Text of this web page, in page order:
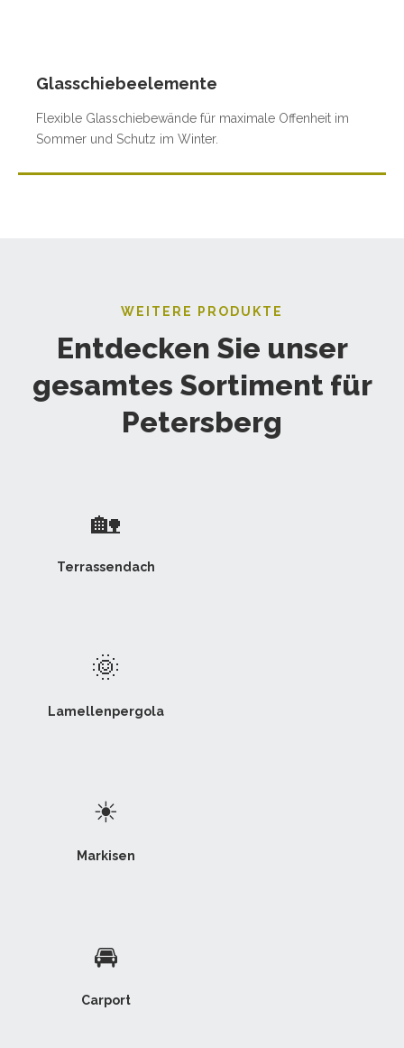
Glasschiebeelemente
Flexible Glasschiebewände für maximale Offenheit im
Sommer und Schutz im Winter.
WEITERE PRODUKTE
Entdecken Sie unser
gesamtes Sortiment für
Petersberg
🏡
Terrassendach
🌞
Lamellenpergola
☀
Markisen
🚘
Carport